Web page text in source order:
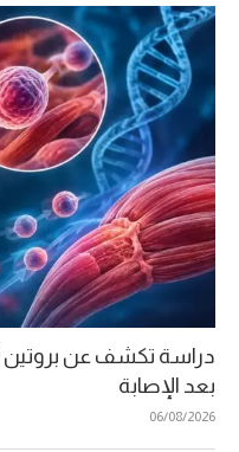
دراسة تكشف عن بروتين
بعد الإصابة
06/08/2026